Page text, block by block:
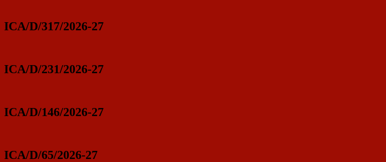
ICA/D/317/2026-27
ICA/D/231/2026-27
ICA/D/146/2026-27
ICA/D/65/2026-27